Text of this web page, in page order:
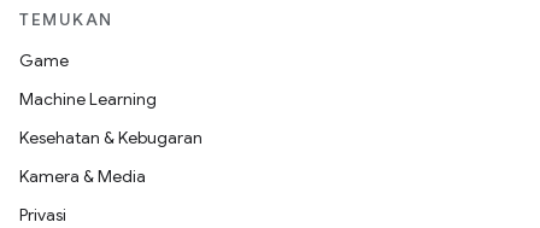
TEMUKAN
Game
Machine Learning
Kesehatan & Kebugaran
Kamera & Media
Privasi